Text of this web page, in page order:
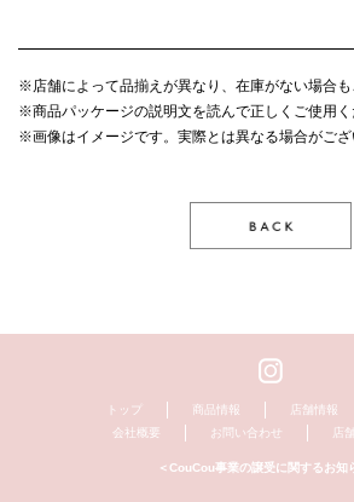
※店舗によって品揃えが異なり、在庫がない場合も
※商品パッケージの説明文を読んで正しくご使用く
※画像はイメージです。実際とは異なる場合がござ
トップ 商品情報 店舗情報
会社概要
お問い合わせ 店
＜CouCou事業の譲受に関するお知